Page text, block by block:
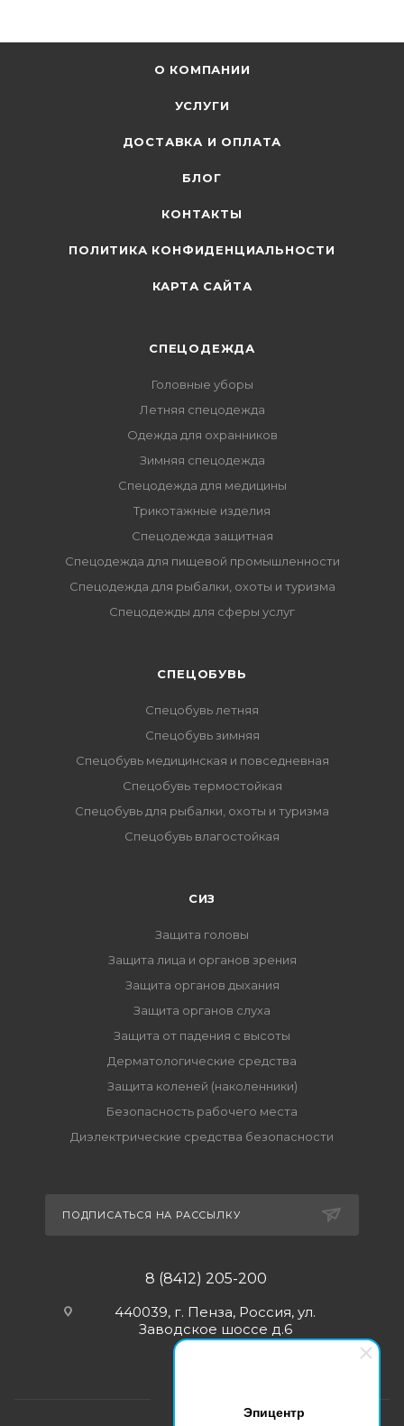
Эпицентр
О КОМПАНИИ
УСЛУГИ
ДОСТАВКА И ОПЛАТА
БЛОГ
КОНТАКТЫ
ПОЛИТИКА КОНФИДЕНЦИАЛЬНОСТИ
КАРТА САЙТА
СПЕЦОДЕЖДА
Головные уборы
Летняя спецодежда
Одежда для охранников
Зимняя спецодежда
Спецодежда для медицины
Трикотажные изделия
Спецодежда защитная
Спецодежда для пищевой промышленности
Спецодежда для рыбалки, охоты и туризма
Спецодежды для сферы услуг
CПЕЦОБУВЬ
Спецобувь летняя
Спецобувь зимняя
Спецобувь медицинская и повседневная
Спецобувь термостойкая
Спецобувь для рыбалки, охоты и туризма
Спецобувь влагостойкая
СИЗ
Защита головы
Защита лица и органов зрения
Защита органов дыхания
Защита органов слуха
Защита от падения с высоты
Дерматологические средства
Защита коленей (наколенники)
Безопасность рабочего места
Диэлектрические средства безопасности
ПОДПИСАТЬСЯ НА РАССЫЛКУ
8 (8412) 205-200
440039, г. Пенза, Россия, ул.
Заводское шоссе д.6